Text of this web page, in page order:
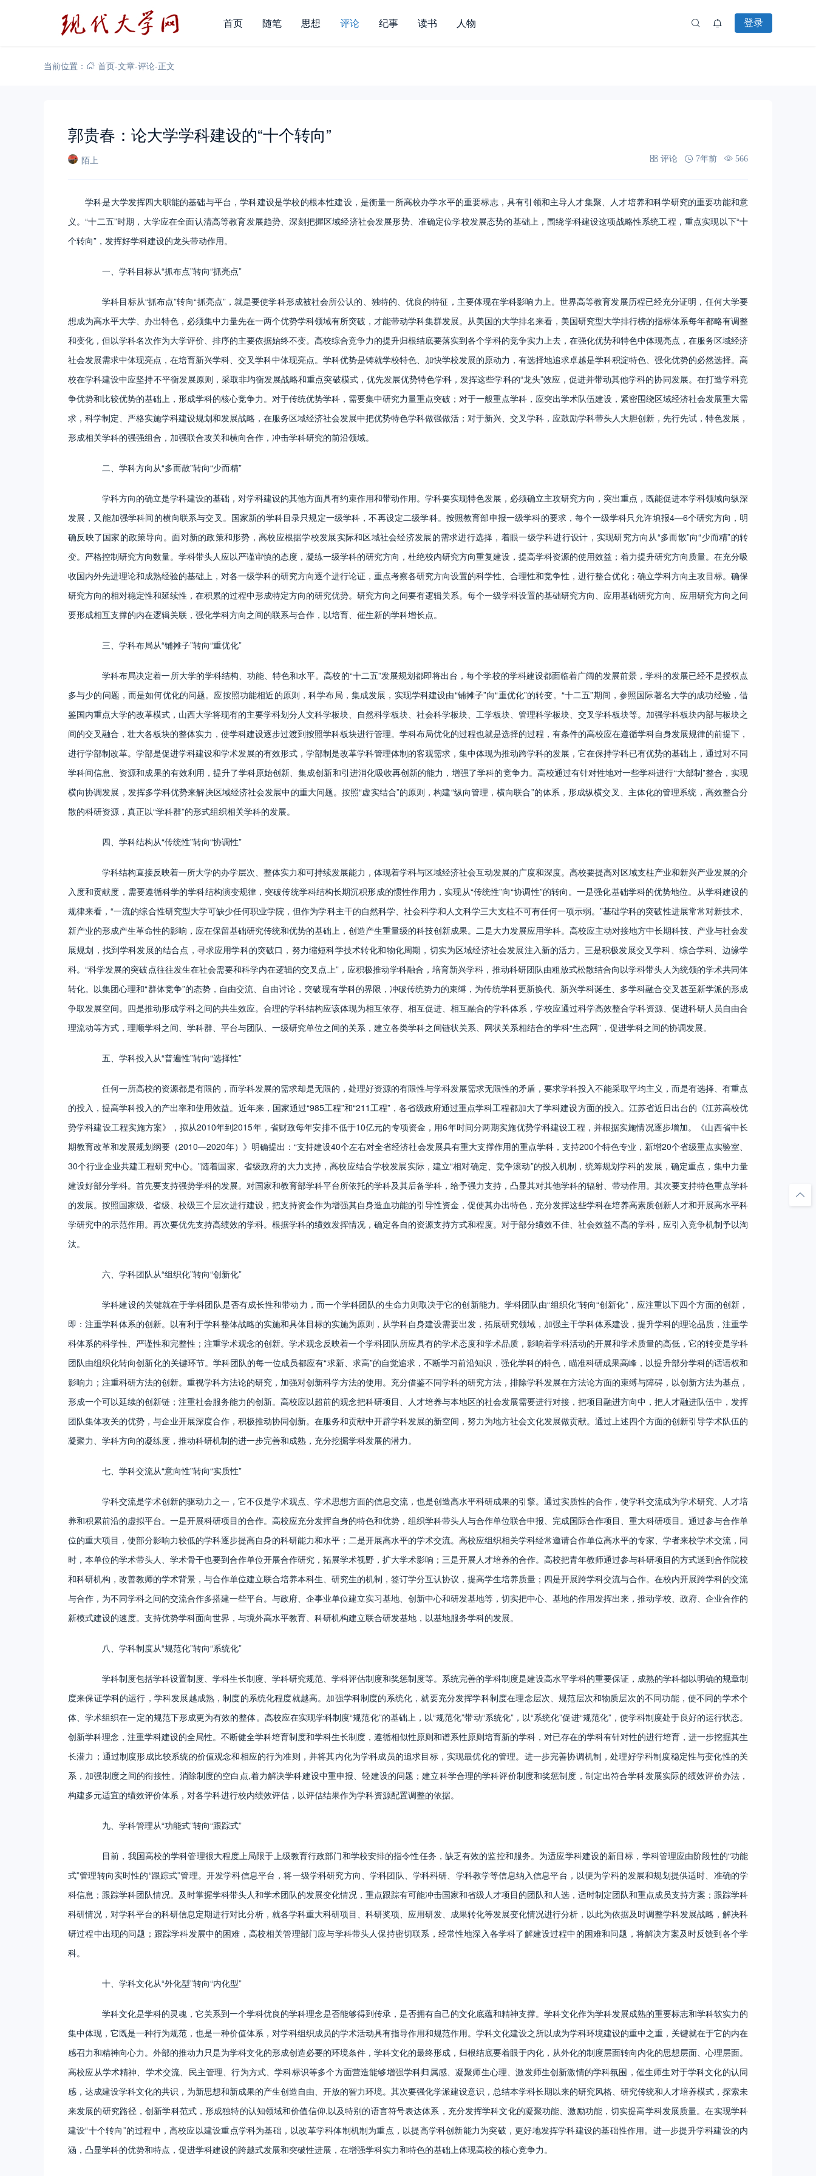
首页 随笔 思想 评论 纪事 读书 人物 登录
当前位置： 首页-文章-评论-正文
郭贵春：论大学学科建设的“十个转向”
陌上 评论 7年前 566
学科是大学发挥四大职能的基础与平台，学科建设是学校的根本性建设，是衡量一所高校办学水平的重要标志，具有引领和主导人才集聚、人才培养和科学研究的重要功能和意
义。“十二五”时期，大学应在全面认清高等教育发展趋势、深刻把握区域经济社会发展形势、准确定位学校发展态势的基础上，围绕学科建设这项战略性系统工程，重点实现以下“十
个转向”，发挥好学科建设的龙头带动作用。
一、学科目标从“抓布点”转向“抓亮点”
学科目标从“抓布点”转向“抓亮点”，就是要使学科形成被社会所公认的、独特的、优良的特征，主要体现在学科影响力上。世界高等教育发展历程已经充分证明，任何大学要
想成为高水平大学、办出特色，必须集中力量先在一两个优势学科领域有所突破，才能带动学科集群发展。从美国的大学排名来看，美国研究型大学排行榜的指标体系每年都略有调整
和变化，但以学科名次作为大学评价、排序的主要依据始终不变。高校综合竞争力的提升归根结底要落实到各个学科的竞争实力上去，在强化优势和特色中体现亮点，在服务区域经济
社会发展需求中体现亮点，在培育新兴学科、交叉学科中体现亮点。学科优势是铸就学校特色、加快学校发展的原动力，有选择地追求卓越是学科积淀特色、强化优势的必然选择。高
校在学科建设中应坚持不平衡发展原则，采取非均衡发展战略和重点突破模式，优先发展优势特色学科，发挥这些学科的“龙头”效应，促进并带动其他学科的协同发展。在打造学科竞
争优势和比较优势的基础上，形成学科的核心竞争力。对于传统优势学科，需要集中研究力量重点突破；对于一般重点学科，应突出学术队伍建设，紧密围绕区域经济社会发展重大需
求，科学制定、严格实施学科建设规划和发展战略，在服务区域经济社会发展中把优势特色学科做强做活；对于新兴、交叉学科，应鼓励学科带头人大胆创新，先行先试，特色发展，
形成相关学科的强强组合，加强联合攻关和横向合作，冲击学科研究的前沿领域。
二、学科方向从“多而散”转向“少而精”
学科方向的确立是学科建设的基础，对学科建设的其他方面具有约束作用和带动作用。学科要实现特色发展，必须确立主攻研究方向，突出重点，既能促进本学科领域向纵深
发展，又能加强学科间的横向联系与交叉。国家新的学科目录只规定一级学科，不再设定二级学科。按照教育部申报一级学科的要求，每个一级学科只允许填报4—6个研究方向，明
确反映了国家的政策导向。面对新的政策和形势，高校应根据学校发展实际和区域社会经济发展的需求进行选择，着眼一级学科进行设计，实现研究方向从“多而散”向“少而精”的转
变。严格控制研究方向数量。学科带头人应以严谨审慎的态度，凝练一级学科的研究方向，杜绝校内研究方向重复建设，提高学科资源的使用效益；着力提升研究方向质量。在充分吸
收国内外先进理论和成熟经验的基础上，对各一级学科的研究方向逐个进行论证，重点考察各研究方向设置的科学性、合理性和竞争性，进行整合优化；确立学科方向主攻目标。确保
研究方向的相对稳定性和延续性，在积累的过程中形成特定方向的研究优势。研究方向之间要有逻辑关系。每个一级学科设置的基础研究方向、应用基础研究方向、应用研究方向之间
要形成相互支撑的内在逻辑关联，强化学科方向之间的联系与合作，以培育、催生新的学科增长点。
三、学科布局从“铺摊子”转向“重优化”
学科布局决定着一所大学的学科结构、功能、特色和水平。高校的“十二五”发展规划都即将出台，每个学校的学科建设都面临着广阔的发展前景，学科的发展已经不是授权点
多与少的问题，而是如何优化的问题。应按照功能相近的原则，科学布局，集成发展，实现学科建设由“铺摊子”向“重优化”的转变。“十二五”期间，参照国际著名大学的成功经验，借
鉴国内重点大学的改革模式，山西大学将现有的主要学科划分人文科学板块、自然科学板块、社会科学板块、工学板块、管理科学板块、交叉学科板块等。加强学科板块内部与板块之
间的交叉融合，壮大各板块的整体实力，使学科建设逐步过渡到按照学科板块进行管理。学科布局优化的过程也就是选择的过程，有条件的高校应在遵循学科自身发展规律的前提下，
进行学部制改革。学部是促进学科建设和学术发展的有效形式，学部制是改革学科管理体制的客观需求，集中体现为推动跨学科的发展，它在保持学科已有优势的基础上，通过对不同
学科间信息、资源和成果的有效利用，提升了学科原始创新、集成创新和引进消化吸收再创新的能力，增强了学科的竞争力。高校通过有针对性地对一些学科进行“大部制”整合，实现
横向协调发展，发挥多学科优势来解决区域经济社会发展中的重大问题。按照“虚实结合”的原则，构建“纵向管理，横向联合”的体系，形成纵横交叉、主体化的管理系统，高效整合分
散的科研资源，真正以“学科群”的形式组织相关学科的发展。
四、学科结构从“传统性”转向“协调性”
学科结构直接反映着一所大学的办学层次、整体实力和可持续发展能力，体现着学科与区域经济社会互动发展的广度和深度。高校要提高对区域支柱产业和新兴产业发展的介
入度和贡献度，需要遵循科学的学科结构演变规律，突破传统学科结构长期沉积形成的惯性作用力，实现从“传统性”向“协调性”的转向。一是强化基础学科的优势地位。从学科建设的
规律来看，“一流的综合性研究型大学可缺少任何职业学院，但作为学科主干的自然科学、社会科学和人文科学三大支柱不可有任何一项示弱。”基础学科的突破性进展常常对新技术、
新产业的形成产生革命性的影响，应在保留基础研究传统和优势的基础上，创造产生重量级的科技创新成果。二是大力发展应用学科。高校应主动对接地方中长期科技、产业与社会发
展规划，找到学科发展的结合点，寻求应用学科的突破口，努力缩短科学技术转化和物化周期，切实为区域经济社会发展注入新的活力。三是积极发展交叉学科、综合学科、边缘学
科。“科学发展的突破点往往发生在社会需要和科学内在逻辑的交叉点上”，应积极推动学科融合，培育新兴学科，推动科研团队由粗放式松散结合向以学科带头人为统领的学术共同体
转化。以集团心理和“群体竞争”的态势，自由交流、自由讨论，突破现有学科的界限，冲破传统势力的束缚，为传统学科更新换代、新兴学科诞生、多学科融合交叉甚至新学派的形成
争取发展空间。四是推动形成学科之间的共生效应。合理的学科结构应该体现为相互依存、相互促进、相互融合的学科体系，学校应通过科学高效整合学科资源、促进科研人员自由合
理流动等方式，理顺学科之间、学科群、平台与团队、一级研究单位之间的关系，建立各类学科之间链状关系、网状关系相结合的学科“生态网”，促进学科之间的协调发展。
五、学科投入从“普遍性”转向“选择性”
任何一所高校的资源都是有限的，而学科发展的需求却是无限的，处理好资源的有限性与学科发展需求无限性的矛盾，要求学科投入不能采取平均主义，而是有选择、有重点
的投入，提高学科投入的产出率和使用效益。近年来，国家通过“985工程”和“211工程”，各省级政府通过重点学科工程都加大了学科建设方面的投入。江苏省近日出台的《江苏高校优
势学科建设工程实施方案》，拟从2010年到2015年，省财政每年安排不低于10亿元的专项资金，用6年时间分两期实施优势学科建设工程，并根据实施情况逐步增加。《山西省中长
期教育改革和发展规划纲要（2010—2020年）》明确提出：“支持建设40个左右对全省经济社会发展具有重大支撑作用的重点学科，支持200个特色专业，新增20个省级重点实验室、
30个行业企业共建工程研究中心。”随着国家、省级政府的大力支持，高校应结合学校发展实际，建立“相对确定、竞争滚动”的投入机制，统筹规划学科的发展，确定重点，集中力量
建设好部分学科。首先要支持强势学科的发展。对国家和教育部学科平台所依托的学科及其后备学科，给予强力支持，凸显其对其他学科的辐射、带动作用。其次要支持特色重点学科
的发展。按照国家级、省级、校级三个层次进行建设，把支持资金作为增强其自身造血功能的引导性资金，促使其办出特色，充分发挥这些学科在培养高素质创新人才和开展高水平科
学研究中的示范作用。再次要优先支持高绩效的学科。根据学科的绩效发挥情况，确定各自的资源支持方式和程度。对于部分绩效不佳、社会效益不高的学科，应引入竞争机制予以淘
汰。
六、学科团队从“组织化”转向“创新化”
学科建设的关键就在于学科团队是否有成长性和带动力，而一个学科团队的生命力则取决于它的创新能力。学科团队由“组织化”转向“创新化”，应注重以下四个方面的创新，
即：注重学科体系的创新。以有利于学科整体战略的实施和具体目标的实施为原则，从学科自身建设需要出发，拓展研究领域，加强主干学科体系建设，提升学科的理论品质，注重学
科体系的科学性、严谨性和完整性；注重学术观念的创新。学术观念反映着一个学科团队所应具有的学术态度和学术品质，影响着学科活动的开展和学术质量的高低，它的转变是学科
团队由组织化转向创新化的关键环节。学科团队的每一位成员都应有“求新、求高”的自觉追求，不断学习前沿知识，强化学科的特色，瞄准科研成果高峰，以提升部分学科的话语权和
影响力；注重科研方法的创新。重视学科方法论的研究，加强对创新科学方法的使用。充分借鉴不同学科的研究方法，排除学科发展在方法论方面的束缚与障碍，以创新方法为基点，
形成一个可以延续的创新链；注重社会服务能力的创新。高校应以超前的观念把科研项目、人才培养与本地区的社会发展需要进行对接，把项目融进方向中，把人才融进队伍中，发挥
团队集体攻关的优势，与企业开展深度合作，积极推动协同创新。在服务和贡献中开辟学科发展的新空间，努力为地方社会文化发展做贡献。通过上述四个方面的创新引导学术队伍的
凝聚力、学科方向的凝练度，推动科研机制的进一步完善和成熟，充分挖掘学科发展的潜力。
七、学科交流从“意向性”转向“实质性”
学科交流是学术创新的驱动力之一，它不仅是学术观点、学术思想方面的信息交流，也是创造高水平科研成果的引擎。通过实质性的合作，使学科交流成为学术研究、人才培
养和积累前沿的虚拟平台。一是开展科研项目的合作。高校应充分发挥自身的特色和优势，组织学科带头人与合作单位联合申报、完成国际合作项目、重大科研项目。通过参与合作单
位的重大项目，使部分影响力较低的学科逐步提高自身的科研能力和水平；二是开展高水平的学术交流。高校应组织相关学科经常邀请合作单位高水平的专家、学者来校学术交流，同
时，本单位的学术带头人、学术骨干也要到合作单位开展合作研究，拓展学术视野，扩大学术影响；三是开展人才培养的合作。高校把青年教师通过参与科研项目的方式送到合作院校
和科研机构，改善教师的学术背景，与合作单位建立联合培养本科生、研究生的机制，签订学分互认协议，提高学生培养质量；四是开展跨学科交流与合作。在校内开展跨学科的交流
与合作，为不同学科之间的交流合作多搭建一些平台。与政府、企事业单位建立实习基地、创新中心和研发基地等，切实把中心、基地的作用发挥出来，推动学校、政府、企业合作的
新模式建设的速度。支持优势学科面向世界，与境外高水平教育、科研机构建立联合研发基地，以基地服务学科的发展。
八、学科制度从“规范化”转向“系统化”
学科制度包括学科设置制度、学科生长制度、学科研究规范、学科评估制度和奖惩制度等。系统完善的学科制度是建设高水平学科的重要保证，成熟的学科都以明确的规章制
度来保证学科的运行，学科发展越成熟，制度的系统化程度就越高。加强学科制度的系统化，就要充分发挥学科制度在理念层次、规范层次和物质层次的不同功能，使不同的学术个
体、学术组织在一定的规范下形成更为有效的整体。高校应在实现学科制度“规范化”的基础上，以“规范化”带动“系统化”，以“系统化”促进“规范化”，使学科制度处于良好的运行状态。
创新学科理念，注重学科建设的全局性。不断健全学科培育制度和学科生长制度，遵循相似性原则和谱系性原则培育新的学科，对已存在的学科有针对性的进行培育，进一步挖掘其生
长潜力；通过制度形成比较系统的价值观念和相应的行为准则，并将其内化为学科成员的追求目标，实现最优化的管理。进一步完善协调机制，处理好学科制度稳定性与变化性的关
系，加强制度之间的衔接性。消除制度的空白点,着力解决学科建设中重申报、轻建设的问题；建立科学合理的学科评价制度和奖惩制度，制定出符合学科发展实际的绩效评价办法，
构建多元适宜的绩效评价体系，对各学科进行校内绩效评估，以评估结果作为学科资源配置调整的依据。
九、学科管理从“功能式”转向“跟踪式”
目前，我国高校的学科管理很大程度上局限于上级教育行政部门和学校安排的指令性任务，缺乏有效的监控和服务。为适应学科建设的新目标，学科管理应由阶段性的“功能
式”管理转向实时性的“跟踪式”管理。开发学科信息平台，将一级学科研究方向、学科团队、学科科研、学科教学等信息纳入信息平台，以便为学科的发展和规划提供适时、准确的学
科信息；跟踪学科团队情况。及时掌握学科带头人和学术团队的发展变化情况，重点跟踪有可能冲击国家和省级人才项目的团队和人选，适时制定团队和重点成员支持方案；跟踪学科
科研情况，对学科平台的科研信息定期进行对比分析，就各学科重大科研项目、科研奖项、应用研发、成果转化等发展变化情况进行分析，以此为依据及时调整学科发展战略，解决科
研过程中出现的问题；跟踪学科发展中的困难，高校相关管理部门应与学科带头人保持密切联系，经常性地深入各学科了解建设过程中的困难和问题，将解决方案及时反馈到各个学
科。
十、学科文化从“外化型”转向“内化型”
学科文化是学科的灵魂，它关系到一个学科优良的学科理念是否能够得到传承，是否拥有自己的文化底蕴和精神支撑。学科文化作为学科发展成熟的重要标志和学科软实力的
集中体现，它既是一种行为规范，也是一种价值体系，对学科组织成员的学术活动具有指导作用和规范作用。学科文化建设之所以成为学科环境建设的重中之重，关键就在于它的内在
感召力和精神向心力。外部的推动力只是为学科文化的形成创造必要的环境条件，学科文化的最终形成，归根结底要着眼于内化，从外化的制度层面转向内化的思想层面、心理层面。
高校应从学术精神、学术交流、民主管理、行为方式、学科标识等多个方面营造能够增强学科归属感、凝聚师生心理、激发师生创新激情的学科氛围，催生师生对于学科文化的认同
感，达成建设学科文化的共识，为新思想和新成果的产生创造自由、开放的智力环境。其次要强化学派建设意识，总结本学科长期以来的研究风格、研究传统和人才培养模式，探索未
来发展的研究路径，创新学科范式，形成独特的认知领域和价值信仰,以及特别的语言符号表达体系，充分发挥学科文化的凝聚功能、激励功能，切实提高学科发展质量。在实现学科
建设“十个转向”的过程中，高校应以建设重点学科为基础，以改革学科体制机制为重点，以提高学科创新能力为突破，更好地发挥学科建设的基础性作用。进一步提升学科建设的内
涵，凸显学科的优势和特点，促进学科建设的跨越式发展和突破性进展，在增强学科实力和特色的基础上体现高校的核心竞争力。